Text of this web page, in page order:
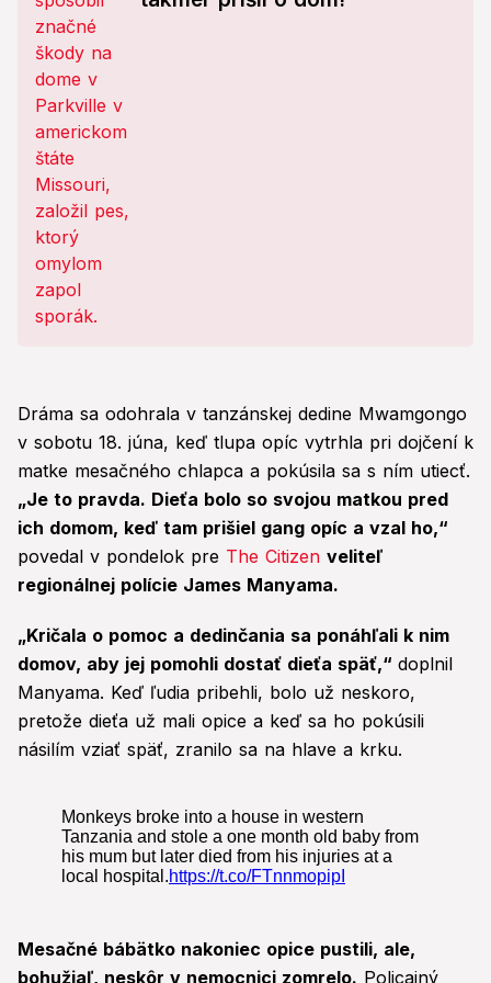
Dráma sa odohrala v tanzánskej dedine Mwamgongo
v sobotu 18. júna, keď tlupa opíc vytrhla pri dojčení k
matke mesačného chlapca a pokúsila sa s ním utiecť.
„Je to pravda. Dieťa bolo so svojou matkou pred
ich domom, keď tam prišiel gang opíc a vzal ho,“
povedal v pondelok pre The Citizen veliteľ
regionálnej polície James Manyama.
„Kričala o pomoc a dedinčania sa ponáhľali k nim
domov, aby jej pomohli dostať dieťa späť,“ doplnil
Manyama. Keď ľudia pribehli, bolo už neskoro,
pretože dieťa už mali opice a keď sa ho pokúsili
násilím vziať späť, zranilo sa na hlave a krku.
Mesačné bábätko nakoniec opice pustili, ale,
bohužiaľ, neskôr v nemocnici zomrelo. Policajný